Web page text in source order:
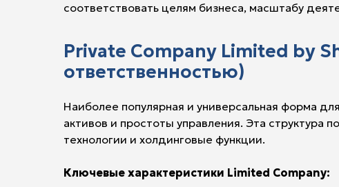
соответствовать целям бизнеса, масштабу
Private Company Limited by
ответственностью)
Наиболее популярная и универсальная форма
активов и простоты управления. Эта структура
технологии и холдинговые функции.
Ключевые характеристики Limited Company: